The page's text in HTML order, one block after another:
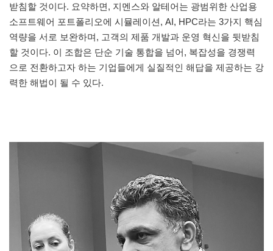
받침할 것이다. 요약하면, 지멘스와 알테어는 광범위한 산업용
소프트웨어 포트폴리오에 시뮬레이션, AI, HPC라는 3가지 핵심
역량을 서로 보완하며, 고객의 제품 개발과 운영 혁신을 뒷받침
할 것이다. 이 조합은 단순 기술 통합을 넘어, 복잡성을 경쟁력
으로 전환하고자 하는 기업들에게 실질적인 해답을 제공하는 강
력한 해법이 될 수 있다.